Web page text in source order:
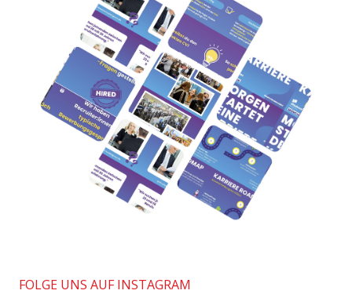
FOLGE UNS AUF INSTAGRAM